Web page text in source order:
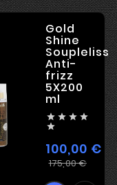
Gold
Shine
Soupleliss
Anti-
frizz
5X200
ml
   

100,00 €
175,00 €